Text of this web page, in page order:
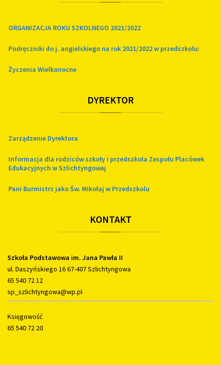
ORGANIZACJA ROKU SZKOLNEGO 2021/2022
Podręczniki do j. angielskiego na rok 2021/2022 w przedszkolu:
Życzenia Wielkanocne
DYREKTOR
Zarządzenie Dyrektora
Informacja dla rodziców szkoły i przedszkola Zespołu Placówek
Edukacyjnych w Szlichtyngowej
Pani Burmistrz jako Św. Mikołaj w Przedszkolu
KONTAKT
Szkoła Podstawowa im. Jana Pawła II
ul. Daszyńskiego 16 67-407 Szlichtyngowa
65 540 72 12
sp_szlichtyngowa@wp.pl
Księgowość
65 540 72 20